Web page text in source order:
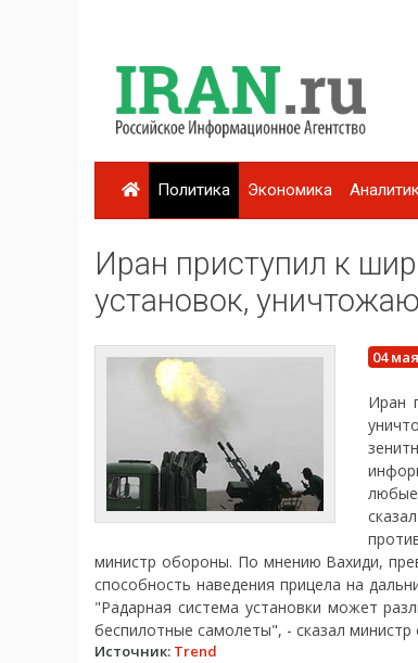
Политика Экономика
Иран приступил к
установок,
04
Иран
министр обороны. По мнению Вахиди,
способность наведения прицела на
"Радарная система установки может
беспилотные самолеты", - сказал
Источник: Trend